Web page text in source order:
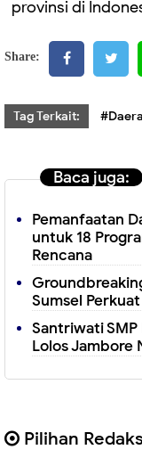
provinsi di
Share:
Tag Terkait:
Baca juga:
Pemanfaatan
untuk 18
Rencana
Sumsel
Santriwati SMP
Lolos Jambore
Pilihan